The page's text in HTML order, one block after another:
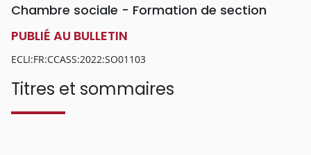
Chambre sociale - Formation de section
PUBLIÉ AU BULLETIN
ECLI:FR:CCASS:2022:SO01103
Titres et sommaires